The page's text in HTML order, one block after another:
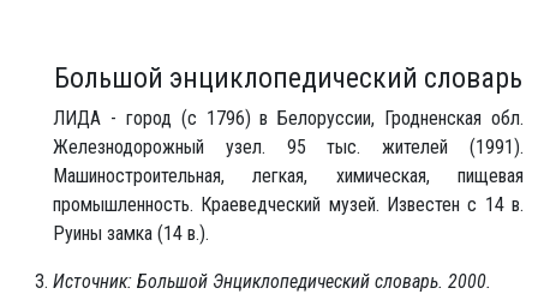
Большой энциклопедический словарь
ЛИДА - город (с 1796) в Белоруссии, Гродненская обл.
Железнодорожный узел. 95 тыс. жителей (1991).
Машиностроительная, легкая, химическая, пищевая
промышленность. Краеведческий музей. Известен с 14 в.
Руины замка (14 в.).
Источник: Большой Энциклопедический словарь. 2000.